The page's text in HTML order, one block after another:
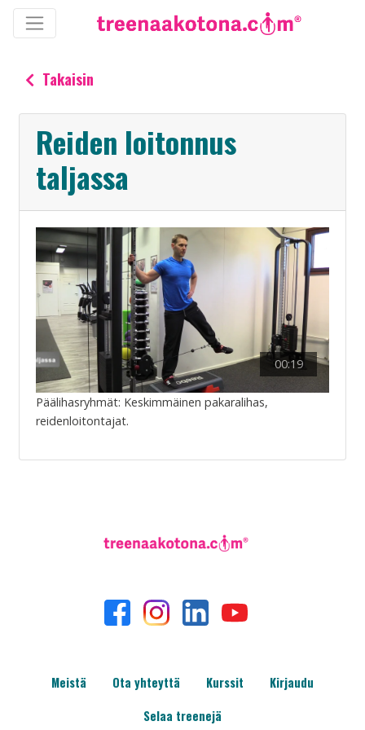
Takaisin
Reiden loitonnus
taljassa
00:19
Päälihasryhmät: Keskimmäinen pakaralihas,
reidenloitontajat.
Meistä Ota yhteyttä Kurssit
Kirjaudu
Selaa treenejä